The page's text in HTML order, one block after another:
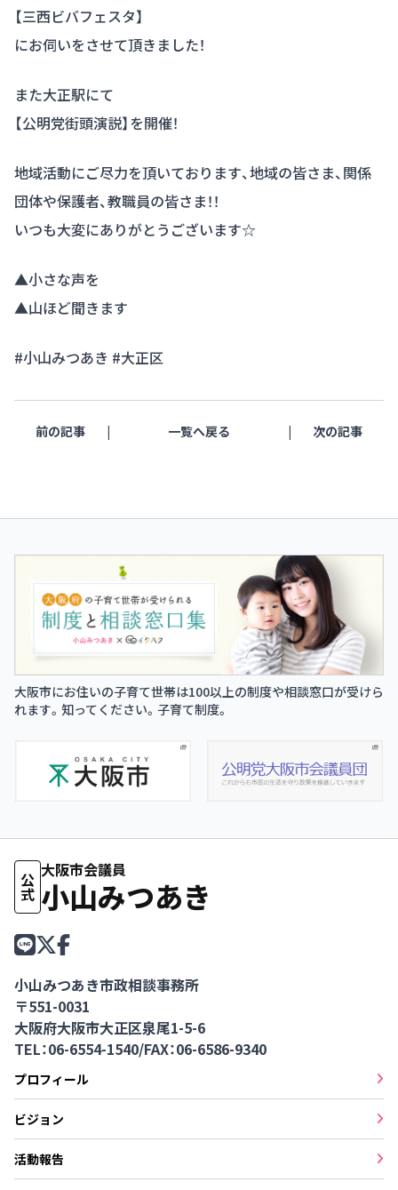
【三西ビバフェスタ】
にお伺いをさせて頂きました！
また大正駅にて
【公明党街頭演説】を開催！
地域活動にご尽力を頂いております、地域の皆さま、関係
団体や保護者、教職員の皆さま！！
いつも大変にありがとうございます☆
▲小さな声を
▲山ほど聞きます
#小山みつあき #大正区
前の記事 一覧へ戻る 次の記事
大阪市にお住いの子育て世帯は100以上の制度や相談窓口が受けら
れます。知ってください。子育て制度。
公式
大阪市会議員
小山みつあき
小山みつあき市政相談事務所
〒551-0031
大阪府大阪市大正区泉尾1-5-6
TEL：06-6554-1540/FAX：06-6586-9340
プロフィール
ビジョン
活動報告